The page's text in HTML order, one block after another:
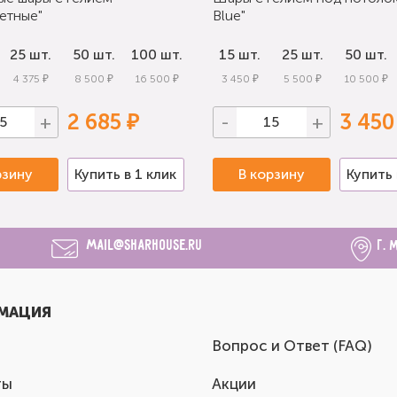
25 шт.
4 375 ₽
50 шт.
8 500 ₽
100 шт.
16 500 ₽
+ 2 685 ₽
Купить в 1 клик
Blue"
15 шт.
3 450 ₽
25 шт.
5 500 ₽
50 шт.
10 500 ₽
- + 3
В корзину Купить
mail@sharhouse.ru г.
Вопрос и Ответ (FAQ)
Акции